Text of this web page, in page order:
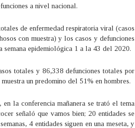
a nivel nacional.
de enfermedad respiratoria viral (casos
con muestra) y los casos y defunciones
epidemiológica 1 a la 43 del 2020.
totales y 86,338 defunciones totales por
un predomino del 51% en hombres.
la conferencia mañanera se trató el tema
señaló que vamos bien; 20 entidades se
4 entidades siguen en una meseta, y